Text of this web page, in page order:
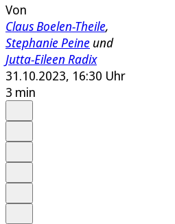
Von
Claus Boelen-Theile,
Stephanie Peine und
Jutta-Eileen Radix
31.10.2023, 16:30 Uhr
3 min